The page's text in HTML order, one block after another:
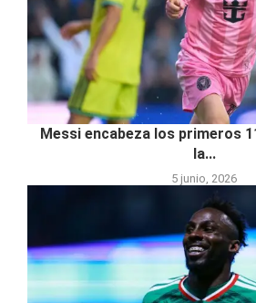
Messi encabeza los primeros
la...
5 junio, 2026